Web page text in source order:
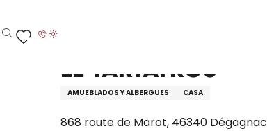
au
contenu
Buscar
Le Tartayrou
AMUEBLADOS Y ALBERGUES CASA
868 route de Marot, 46340 Dégagnac